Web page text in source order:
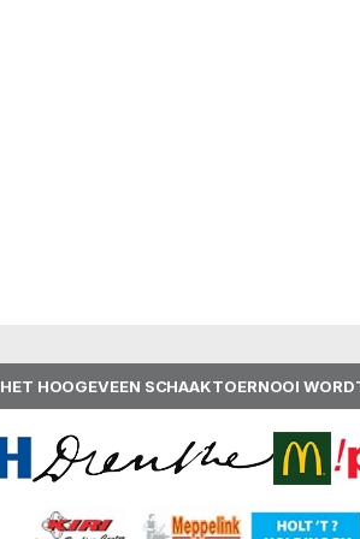
HET HOOGEVEEN SCHAAKTOERNOOI